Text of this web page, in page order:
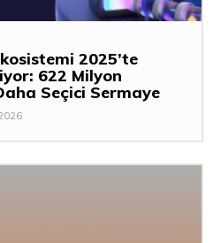
2025’te
622 Milyon
Seçici Sermaye